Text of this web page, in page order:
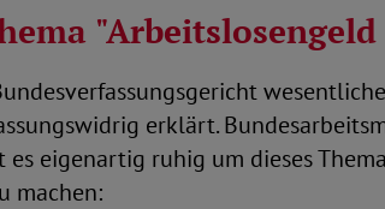
erklärt.
eigenartig ruhig um dieses
machen: